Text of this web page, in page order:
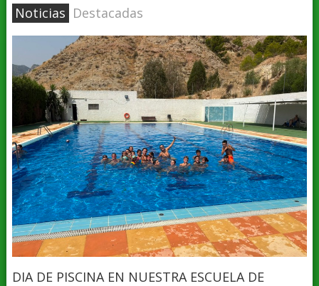
Noticias Destacadas
DIA DE PISCINA EN NUESTRA ESCUELA DE